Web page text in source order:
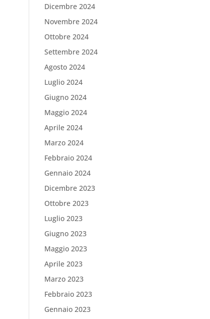
Dicembre 2024
Novembre 2024
Ottobre 2024
Settembre 2024
Agosto 2024
Luglio 2024
Giugno 2024
Maggio 2024
Aprile 2024
Marzo 2024
Febbraio 2024
Gennaio 2024
Dicembre 2023
Ottobre 2023
Luglio 2023
Giugno 2023
Maggio 2023
Aprile 2023
Marzo 2023
Febbraio 2023
Gennaio 2023